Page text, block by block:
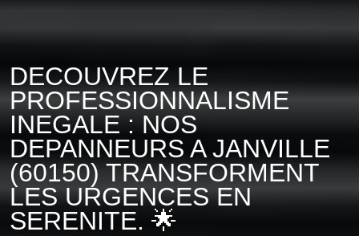
DECOUVREZ LE
PROFESSIONNALISME
INEGALE : NOS
DEPANNEURS A JANVILLE
(60150) TRANSFORMENT
LES URGENCES EN
SERENITE. 🌟